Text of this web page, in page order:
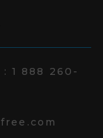
1 888 260-